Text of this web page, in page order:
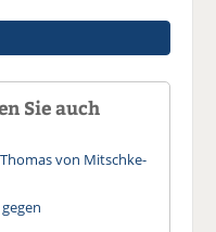
Sie auch
von Mitschke-